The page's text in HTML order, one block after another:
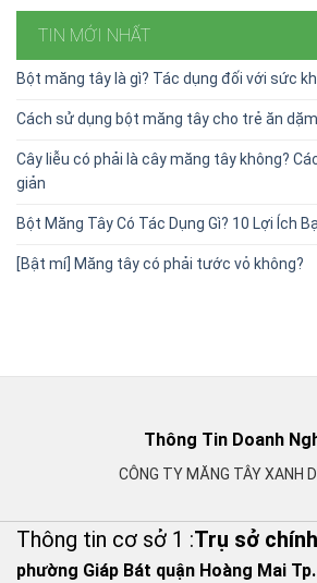
TIN MỚI NHẤT
Bột măng tây là gì? Tác dụng đối với sức
Cách sử dụng bột măng tây cho trẻ ăn
Cây liễu có phải là cây măng tây không?
giản
Bột Măng Tây Có Tác Dụng Gì? 10 Lợi Ích
[Bật mí] Măng tây có phải tước vỏ không?
Thông Tin Doanh
CÔNG TY MĂNG TÂY XANH
Thông tin cơ sở 1 :Trụ sở
phường Giáp Bát quận Hoàng Mai